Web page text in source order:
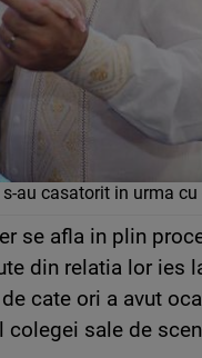
s-au casatorit in urma
se afla in plin
din relatia lor ies
cate ori a avut
sale de